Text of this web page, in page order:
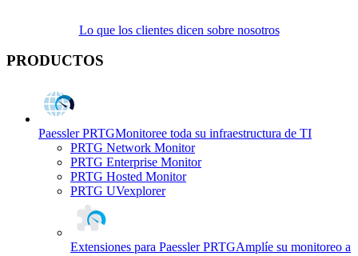
Lo que los clientes dicen sobre nosotros
PRODUCTOS
Paessler PRTGMonitoree toda su infraestructura de TI
PRTG Network Monitor
PRTG Enterprise Monitor
PRTG Hosted Monitor
PRTG UVexplorer
Extensiones para Paessler PRTGAmplíe su monitoreo a